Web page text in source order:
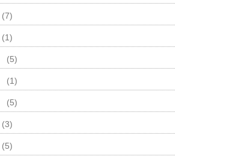
(7)
(1)
(5)
(1)
(5)
(3)
(5)